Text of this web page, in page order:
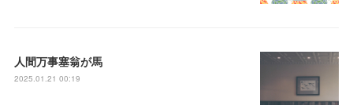
人間万事塞翁が馬
2025.01.21 00:19